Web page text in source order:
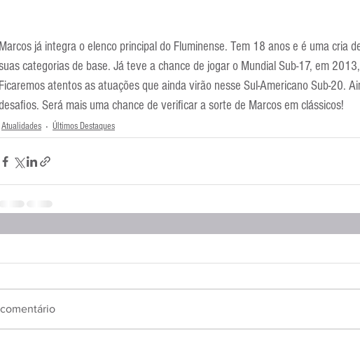
Marcos já integra o elenco principal do Fluminense. Tem 18 anos e é uma cria
categorias de base. Já teve a chance de jogar o Mundial Sub-17, em
Ficaremos atentos as atuações que ainda virão nesse Sul-Americano Sub-20.
Será mais uma chance de verificar a sorte de Marcos em clássicos!
Atualidades Últimos Destaques